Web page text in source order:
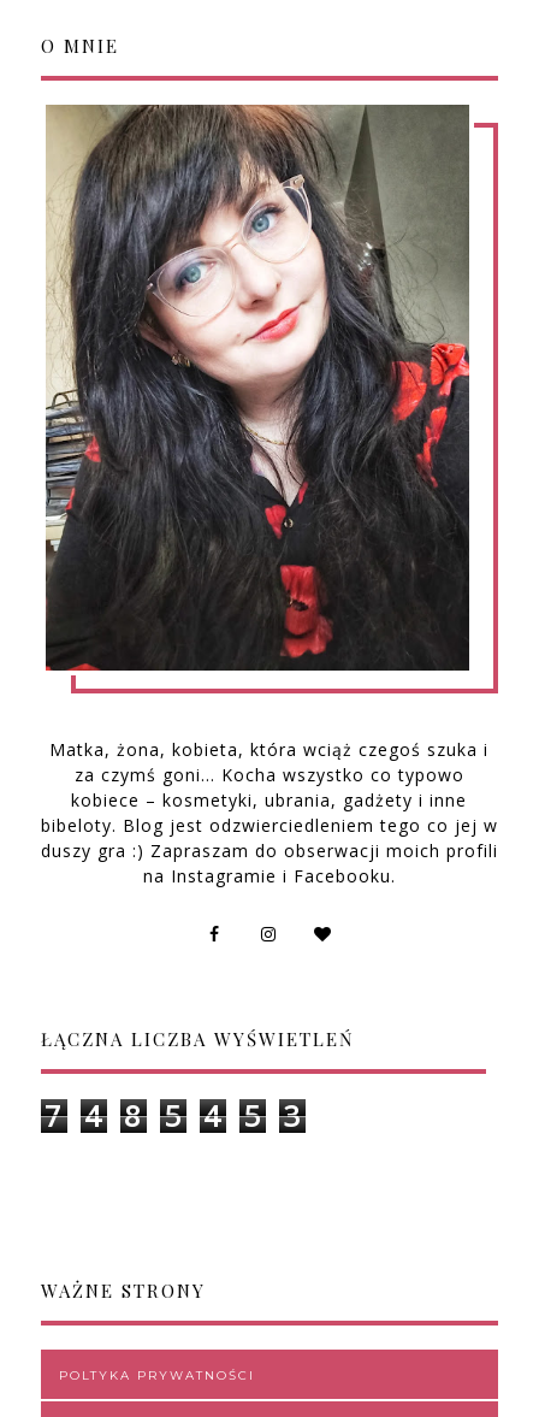
O MNIE
Matka, żona, kobieta, która wciąż czegoś szuka i
za czymś goni… Kocha wszystko co typowo
kobiece – kosmetyki, ubrania, gadżety i inne
bibeloty. Blog jest odzwierciedleniem tego co jej w
duszy gra :) Zapraszam do obserwacji moich profili
na Instagramie i Facebooku.
ŁĄCZNA LICZBA WYŚWIETLEŃ
7 4 8 5 4 5 3
WAŻNE STRONY
POLTYKA PRYWATNOŚCI